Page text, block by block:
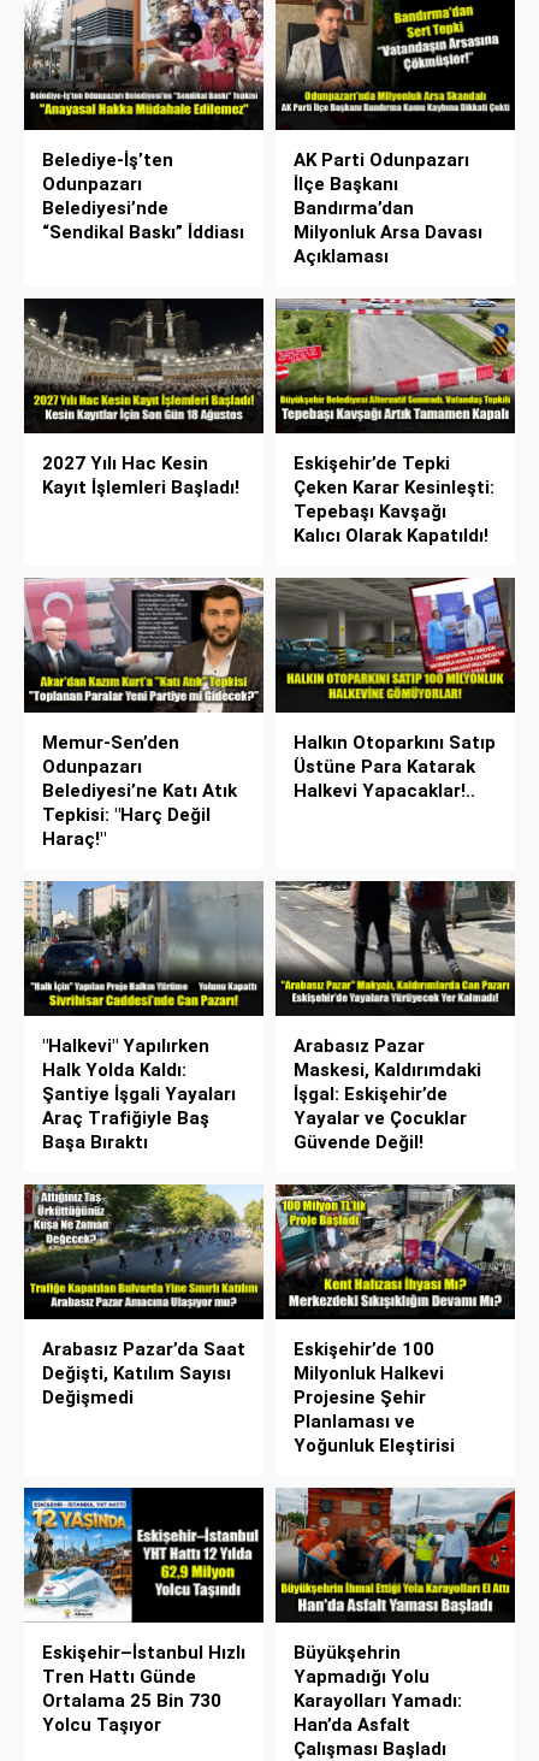
Belediye-İş’ten
Odunpazarı
Belediyesi’nde
“Sendikal Baskı” İddiası
AK Parti Odunpazarı
İlçe Başkanı
Bandırma’dan
Milyonluk Arsa Davası
Açıklaması
2027 Yılı Hac Kesin
Kayıt İşlemleri Başladı!
Eskişehir’de Tepki
Çeken Karar Kesinleşti:
Tepebaşı Kavşağı
Kalıcı Olarak Kapatıldı!
Memur-Sen’den
Odunpazarı
Belediyesi’ne Katı Atık
Tepkisi: "Harç Değil
Haraç!"
Halkın Otoparkını Satıp
Üstüne Para Katarak
Halkevi Yapacaklar!..
"Halkevi" Yapılırken
Halk Yolda Kaldı:
Şantiye İşgali Yayaları
Araç Trafiğiyle Baş
Başa Bıraktı
Arabasız Pazar
Maskesi, Kaldırımdaki
İşgal: Eskişehir’de
Yayalar ve Çocuklar
Güvende Değil!
Arabasız Pazar’da Saat
Değişti, Katılım Sayısı
Değişmedi
Eskişehir’de 100
Milyonluk Halkevi
Projesine Şehir
Planlaması ve
Yoğunluk Eleştirisi
Eskişehir–İstanbul Hızlı
Tren Hattı Günde
Ortalama 25 Bin 730
Yolcu Taşıyor
Büyükşehrin
Yapmadığı Yolu
Karayolları Yamadı:
Han’da Asfalt
Çalışması Başladı